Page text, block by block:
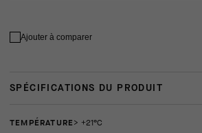
Ajouter à comparer
SPÉCIFICATIONS DU PRODUIT
TEMPÉRATURE
> +21°C